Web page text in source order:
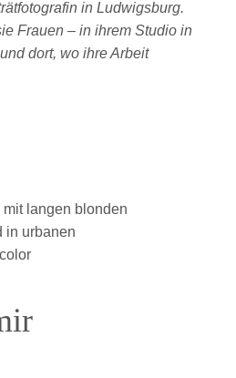
in Ludwigsburg.
Frauen – in ihrem Studio in
dort, wo ihre Arbeit